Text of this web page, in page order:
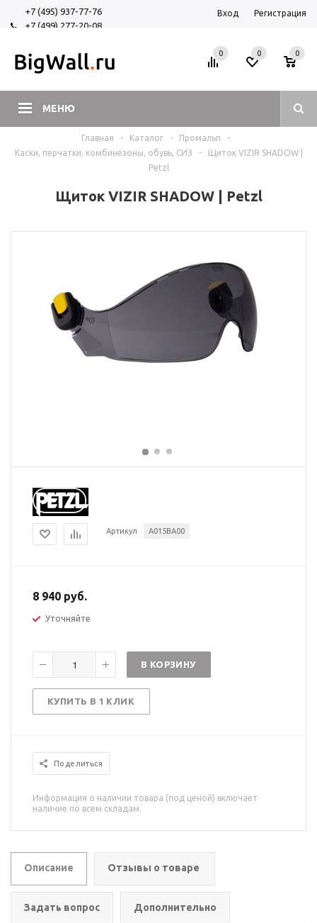
+7 (495) 937-77-76
+7 (499) 277-20-08
Вход Регистрация
МЕНЮ
0 0
0
Главная - Каталог - Промальп
-
Каски, перчатки, комбинезоны, обувь, СИЗ
-
Щиток VIZIR SHADOW |
Petzl
Щиток VIZIR SHADOW | Petzl
Артикул A015BA00
8 940 руб.
Уточняйте
В КОРЗИНУ
КУПИТЬ В 1 КЛИК
Поделиться
Информация о наличии товара (под ценой) включает
наличие по всем складам.
Описание Отзывы о товаре
Задать вопрос Дополнительно